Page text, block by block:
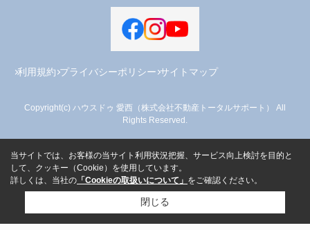
利用規約 プライバシーポリシー サイトマップ
Copyright(c) ハウスドゥ 愛西（株式会社不動産トータルサポート） All
Rights Reserved.
当サイトでは、お客様の当サイト利用状況把握、サービス向上検討を目的と
して、クッキー（Cookie）を使用しています。
詳しくは、当社の 「Cookieの取扱いについて」 をご確認ください。
閉じる